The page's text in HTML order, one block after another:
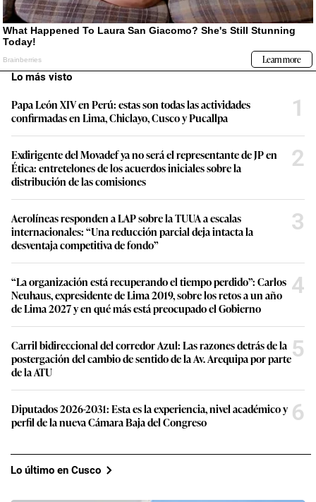
Lo más visto
Papa León XIV en Perú: estas son todas las actividades
confirmadas en Lima, Chiclayo, Cusco y Pucallpa
1
Exdirigente del Movadef ya no será el representante de JP en
Ética: entretelones de los acuerdos iniciales sobre la
distribución de las comisiones
2
Aerolíneas responden a LAP sobre la TUUA a escalas
internacionales: “Una reducción parcial deja intacta la
desventaja competitiva de fondo”
3
“La organización está recuperando el tiempo perdido”: Carlos
Neuhaus, expresidente de Lima 2019, sobre los retos a un año
de Lima 2027 y en qué más está preocupado el Gobierno
4
Carril bidireccional del corredor Azul: Las razones detrás de la
postergación del cambio de sentido de la Av. Arequipa por parte
de la ATU
5
Diputados 2026-2031: Esta es la experiencia, nivel académico y
perfil de la nueva Cámara Baja del Congreso
6
Lo último en Cusco